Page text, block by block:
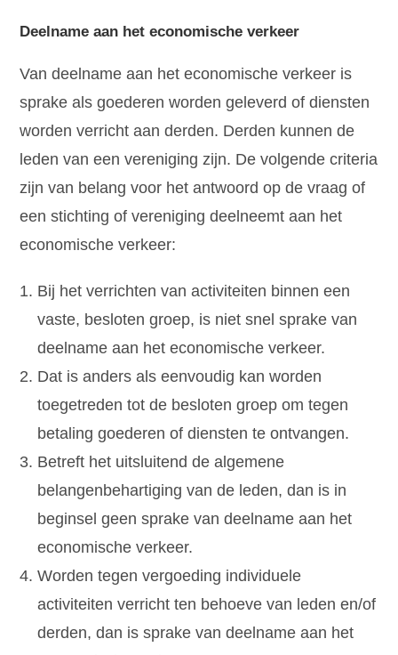
Deelname aan het economische verkeer
Van deelname aan het economische verkeer is
sprake als goederen worden geleverd of diensten
worden verricht aan derden. Derden kunnen de
leden van een vereniging zijn. De volgende criteria
zijn van belang voor het antwoord op de vraag of
een stichting of vereniging deelneemt aan het
economische verkeer:
Bij het verrichten van activiteiten binnen een
vaste, besloten groep, is niet snel sprake van
deelname aan het economische verkeer.
Dat is anders als eenvoudig kan worden
toegetreden tot de besloten groep om tegen
betaling goederen of diensten te ontvangen.
Betreft het uitsluitend de algemene
belangenbehartiging van de leden, dan is in
beginsel geen sprake van deelname aan het
economische verkeer.
Worden tegen vergoeding individuele
activiteiten verricht ten behoeve van leden en/of
derden, dan is sprake van deelname aan het